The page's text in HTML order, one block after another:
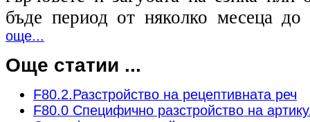
бъде период от няколко месеца до
още...
Още статии ...
F80.2.Разстройство на рецептивната реч
F80.0 Специфично разстройство на